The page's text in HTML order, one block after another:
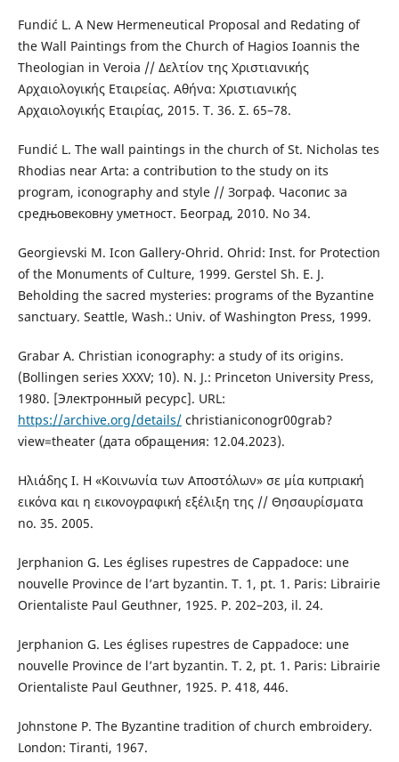
Fundić L. A New Hermeneutical Proposal and Redating of
the Wall Paintings from the Church of Hagios Ioannis the
Theologian in Veroia // Δελτίον της Χριστιανικής
Αρχαιολογικής Εταιρείας. Αθήνα: Χριστιανικής
Αρχαιολογικής Εταιρίας, 2015. Т. 36. Σ. 65–78.
Fundić L. The wall paintings in the church of St. Nicholas tes
Rhodias near Arta: а сontribution to the study on its
program, iconography and style // Зограф. Часопис за
средњовековну уметност. Београд, 2010. No 34.
Georgievski M. Icon Gallery-Ohrid. Ohrid: Inst. for Protection
of the Monuments of Culture, 1999. Gerstel Sh. E. J.
Beholding the sacred mysteries: programs of the Byzantine
sanctuary. Seattle, Wash.: Univ. of Washington Press, 1999.
Grabar A. Christian iconography: a study of its origins.
(Bollingen series XXXV; 10). N. J.: Princeton University Press,
1980. [Электронный ресурс]. URL:
https://archive.org/details/christianiconogr00grab?
view=theater (дата обращения: 12.04.2023).
Ηλιάδης Ι. Η «Κοινωνία των Αποστόλων» σε μία κυπριακή
εικόνα και η εικονογραφική εξέλιξη της // Θησαυρίσματα
no. 35. 2005.
Jerphanion G. Les églises rupestres de Cappadoce: une
nouvelle Province de l’art byzantin. T. 1, pt. 1. Paris: Librairie
Orientaliste Paul Geuthner, 1925. Р. 202–203, il. 24.
Jerphanion G. Les églises rupestres de Cappadoce: une
nouvelle Province de l’art byzantin. Т. 2, pt. 1. Paris: Librairie
Orientaliste Paul Geuthner, 1925. P. 418, 446.
Johnstone P. The Byzantine tradition of church embroidery.
London: Tiranti, 1967.